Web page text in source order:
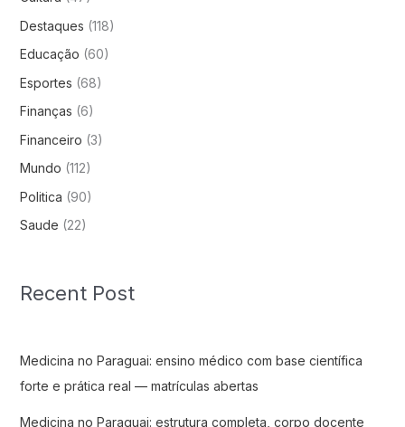
Destaques (118)
Educação (60)
Esportes (68)
Finanças (6)
Financeiro (3)
Mundo (112)
Politica (90)
Saude (22)
Recent Post
Medicina no Paraguai: ensino médico com base científica
forte e prática real — matrículas abertas
Medicina no Paraguai: estrutura completa, corpo docente